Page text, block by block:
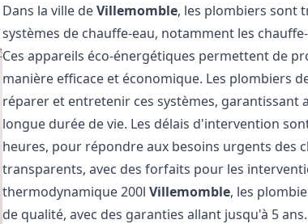
Dans la ville deVillemomble, les plombiers sont
systèmes de chauffe-eau, notamment les
Ces appareils éco-énergétiques permettent de
manière efficace et économique. Les plombiers
réparer et entretenir ces systèmes,
longue durée de vie. Les délais d'intervention
heures, pour répondre aux besoins urgents des
transparents, avec des forfaits pour les
thermodynamique 200lVillemomble, les
de qualité, avec des garanties allant jusqu'à 5